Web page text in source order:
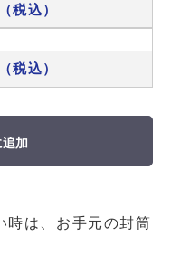
税込）
税込）
加
時は、お手元の封筒